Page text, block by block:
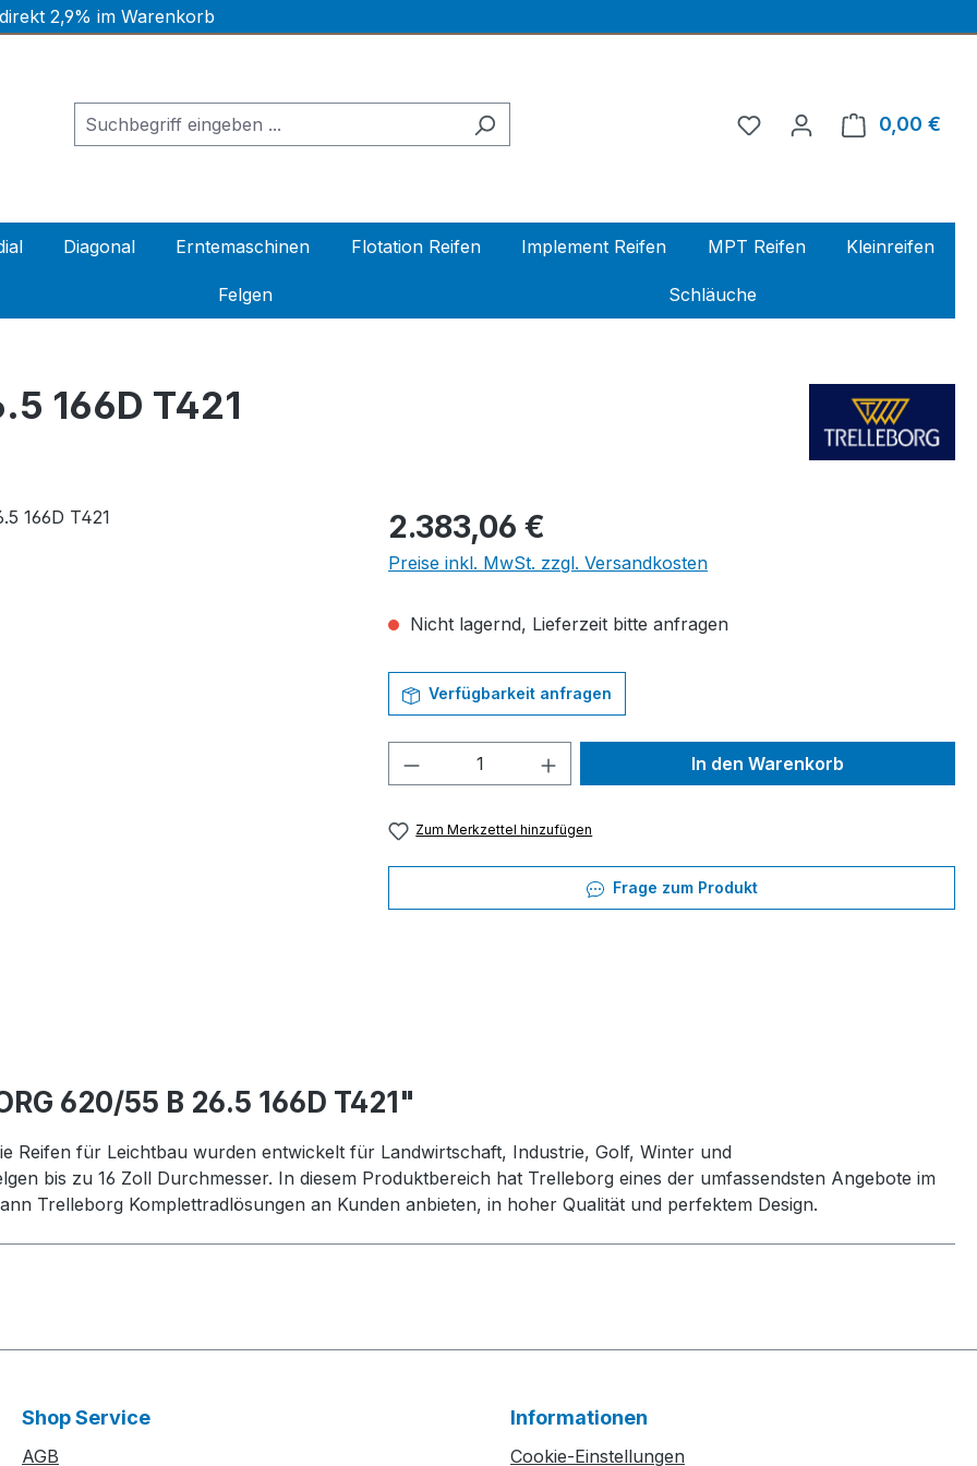
2,9% im Warenkorb
0,00 €
Diagonal Erntemaschinen Flotation Reifen Implement Reifen MPT Reifen Kleinreifen
Felgen Schläuche
166D T421
Regulärer Preis:
2.383,06 €
Preise inkl. MwSt. zzgl. Versandkosten
Nicht lagernd, Lieferzeit bitte anfragen
Verfügbarkeit anfragen
Produkt Anzahl: Gib den gewünschten Wert
In den Warenkorb
Zum Merkzettel hinzufügen
Frage zum Produkt
620/55 B 26.5 166D T421"
Reifen für Leichtbau wurden entwickelt für Landwirtschaft, Industrie, Golf, Winter und
bis zu 16 Zoll Durchmesser. In diesem Produktbereich hat Trelleborg eines der umfassendsten Angebote im
Trelleborg Komplettradlösungen an Kunden anbieten, in hoher Qualität und perfektem Design.
Shop Service
AGB
Informationen
Cookie-Einstellungen